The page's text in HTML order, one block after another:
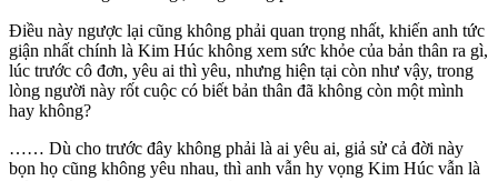
Điều này ngược lại cũng không phải quan trọng nhất, khiến anh tức
giận nhất chính là Kim Húc không xem sức khỏe của bản thân ra gì,
lúc trước cô đơn, yêu ai thì yêu, nhưng hiện tại còn như vậy, trong
lòng người này rốt cuộc có biết bản thân đã không còn một mình
hay không?
…… Dù cho trước đây không phải là ai yêu ai, giả sử cả đời này
bọn họ cũng không yêu nhau, thì anh vẫn hy vọng Kim Húc vẫn là